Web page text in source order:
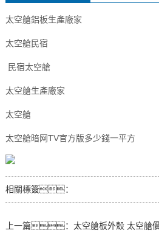
太空艙鋁板生產廠家
太空艙民宿
民宿太空艙
太空艙生產廠家
太空艙
太空艙暗网TV官方版多少錢一平方
相關標簽：
上一篇： 太空艙板外殼 太空艙